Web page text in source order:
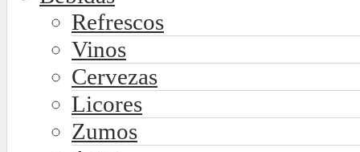
Refrescos
Vinos
Cervezas
Licores
Zumos